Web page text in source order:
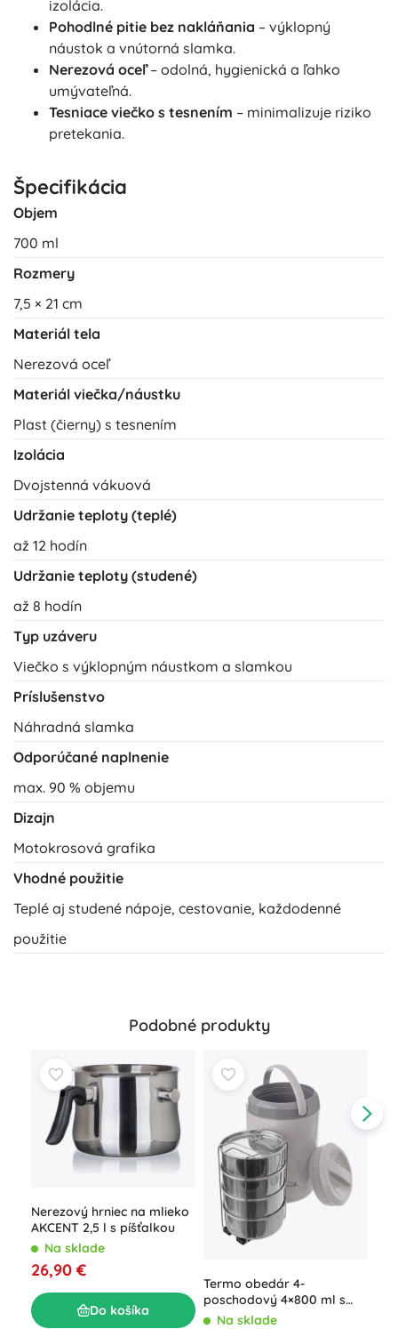
izolácia.
Pohodlné pitie bez nakláňania – výklopný
náustok a vnútorná slamka.
Nerezová oceľ– odolná, hygienická a ľahko
umývateľná.
Tesniace viečko s tesnením – minimalizuje riziko
pretekania.
Špecifikácia
Objem
700 ml
Rozmery
7,5 × 21 cm
Materiál tela
Nerezová oceľ
Materiál viečka/náustku
Plast (čierny) s tesnením
Izolácia
Dvojstenná vákuová
Udržanie teploty (teplé)
až 12 hodín
Udržanie teploty (studené)
až 8 hodín
Typ uzáveru
Viečko s výklopným náustkom a slamkou
Príslušenstvo
Náhradná slamka
Odporúčané naplnenie
max. 90 % objemu
Dizajn
Motokrosová grafika
Vhodné použitie
Teplé aj studené nápoje, cestovanie, každodenné
použitie
Podobné produkty
Nerezový hrniec na mlieko
AKCENT 2,5 l s píšťalkou
Na sklade
26,90 €
Do košíka
Termo obedár 4-
poschodový 4×800 ml s
izotermickým obalom
Na sklade